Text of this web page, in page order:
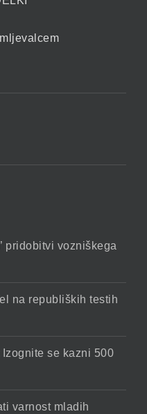
pridobitvi vozniškega
na republiških testih
se kazni 500
varnost mladih